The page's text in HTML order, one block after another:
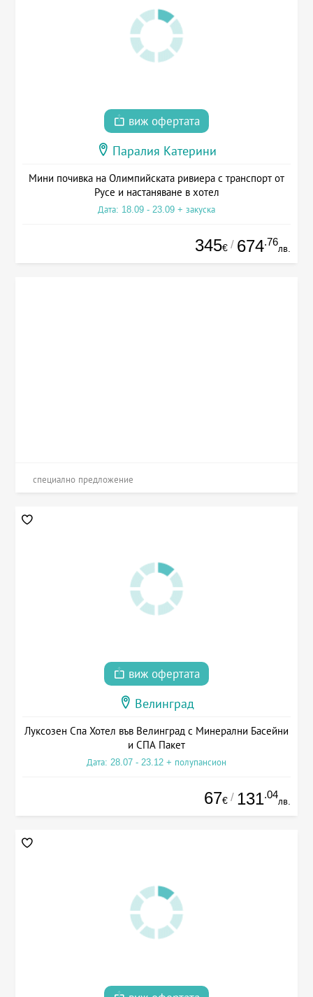
виж офертата
Паралия Катерини
Мини почивка на Олимпийската ривиера с транспорт от
Русе и настаняване в хотел
Дата: 18.09 - 23.09 + закуска
345€ / 674.76
лв.
специално предложение
виж офертата
Велинград
Луксозен Спа Хотел във Велинград с Минерални Басейни
и СПА Пакет
Дата: 28.07 - 23.12 + полупансион
67€ / 131.04
лв.